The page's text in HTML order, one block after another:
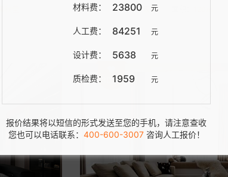
风格： 现代
3024
材料费： 90425 元
人工费： 36329 元
设计费： 5194 元
质检费： 535 元
报价结果将以短信的形式发送至您的手机，请注意查收
您也可以电话联系： 400-600-3007咨询人工报价！